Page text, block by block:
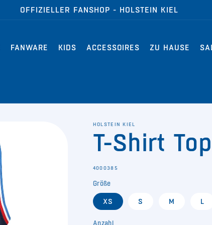
OFFIZIELLER FANSHOP - HOLSTEIN KIEL
FANWARE KIDS ACCESSOIRES ZU HAUSE
HOLSTEIN KIEL
T-Shirt
SKU:
4000385
Größe
XS S M L
Anzahl